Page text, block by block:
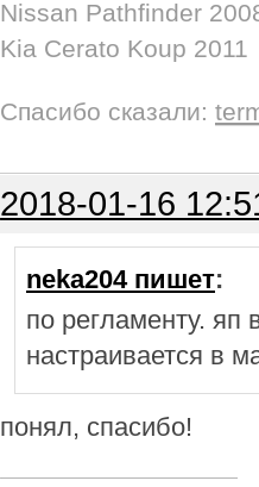
Nissan Pathfinder
Kia Cerato Koup 2011
Спасибо сказали:
2018-01-16
neka204 пишет:
по регламенту.
настраивается в
понял, спасибо!